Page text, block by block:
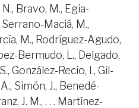
Bravo, M., Egia-
Maciá, M.,
M., Rodríguez-Agudo,
Bermudo, L., Delgado,
González-Recio, I., Gil-
Simón, J., Benedé-
J. M., . . . Martínez-